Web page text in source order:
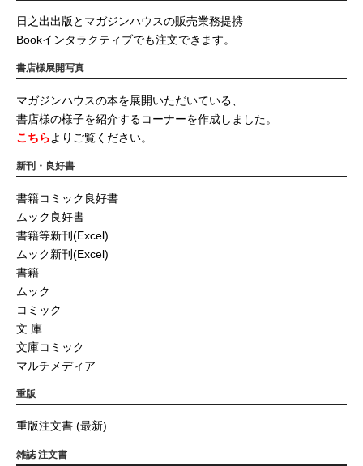
日之出出版とマガジンハウスの販売業務提携
Bookインタラクティブでも注文できます。
書店様展開写真
マガジンハウスの本を展開いただいている、
書店様の様子を紹介するコーナーを作成しました。
こちらよりご覧ください。
新刊・良好書
書籍コミック良好書
ムック良好書
書籍等新刊(Excel)
ムック新刊(Excel)
書籍
ムック
コミック
文 庫
文庫コミック
マルチメディア
重版
重版注文書 (最新)
雑誌 注文書